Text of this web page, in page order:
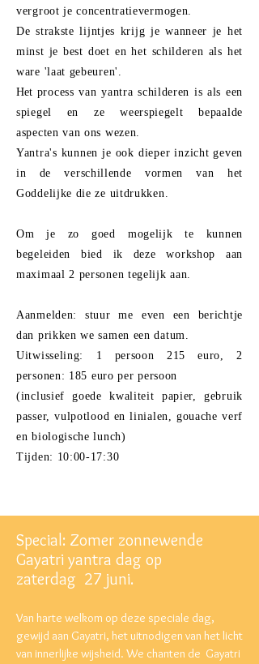
vergroot je concentratievermogen.
De strakste lijntjes krijg je wanneer je het
minst je best doet en het schilderen als het
ware 'laat gebeuren'.
Het processvan yantra schilderen is als een
spiegel en ze weerspiegelt bepaalde
aspecten van ons wezen.
Yantra's kunnen je ook dieper inzicht geven
in de verschillende vormen van het
Goddelijke die ze uitdrukken.
Om je zo goed mogelijk te kunnen
begeleiden bied ik deze workshop aan
maximaal 2 personen tegelijk aan.
Aanmelden: stuur me even een berichtje
dan prikken we samen een datum.
Uitwisseling: 1 persoon 215 euro, 2
personen: 185 euro per persoon
(inclusief goede kwaliteit papier, gebruik
passer, vulpotlood enlinialen, gouache verf
en biologische lunch)
Tijden: 10:00-17:30
Special: Zomer zonnewende
Gayatri yantra dag op
zaterdag 27 juni.
Van harte welkom op deze speciale dag,
gewijd aan Gayatri, het uitnodigen van het licht
van innerlijke wijsheid. We chanten de Gayatri